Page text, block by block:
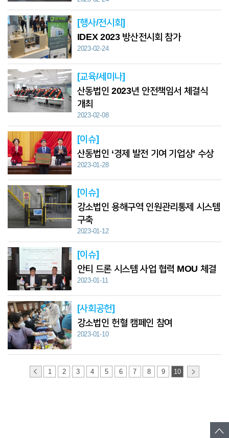
[행사/전시회]
IDEX 2023 방산전시회 참가
2023-02-24
[교육/세미나]
산동법인 2023년 안전책임서 체결식
개최
2023-02-08
[이슈]
산동법인 ‘경제 발전 기여 기업상’ 수상
2023-01-28
[이슈]
강소법인 용해구역 인원관리통제 시스템
구축
2023-01-12
[이슈]
안티 드론 시스템 사업 협력 MOU 체결
2023-01-11
[사회공헌]
강소법인 헌혈 캠페인 참여
2023-01-10
1 2 3 4 5 6 7 8 9 10